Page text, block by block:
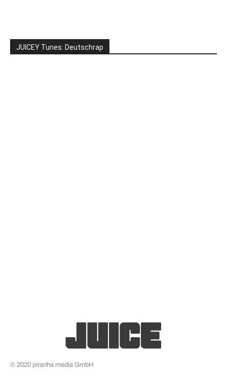
JUICEY Tunes: Deutschrap
© 2020 piranha media GmbH